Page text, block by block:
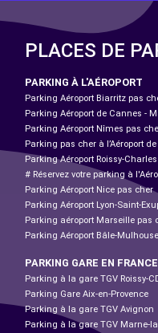
PLACES DE
PARKING À L'AÉROPORT
Parking Aéroport Biarritz pas
Parking Aéroport de Cannes -
Parking Aéroport Nîmes pas
Parking pas cher à l’Aéroport
Parking Aéroport Roissy-
# Réservez votre parking à
Parking Aéroport Nice pas cher
Parking Aéroport Lyon-Saint-
Parking aéroport Marseille pas
Parking Aéroport Bâle-
PARKING GARE EN FRANCE
Parking à la gare TGV Roissy-
Parking Gare Aix-en-Provence
Parking à la gare TGV Avignon
Parking à la gare TGV Marne-